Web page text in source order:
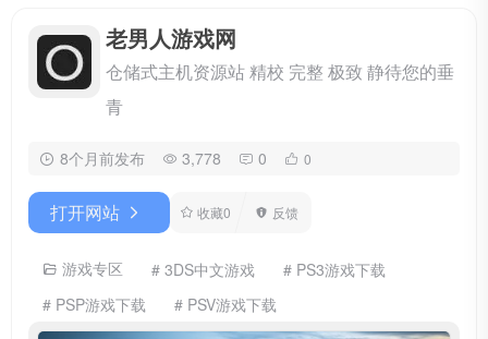
老男人游戏网
仓储式主机资源站 精校 完整 极致 静待您的垂
青
8个月前发布 3,778 0 0
打开网站 收藏0 反馈
游戏专区 # 3DS中文游戏
# PS3游戏下载
# PSP游戏下载
# PSV游戏下载